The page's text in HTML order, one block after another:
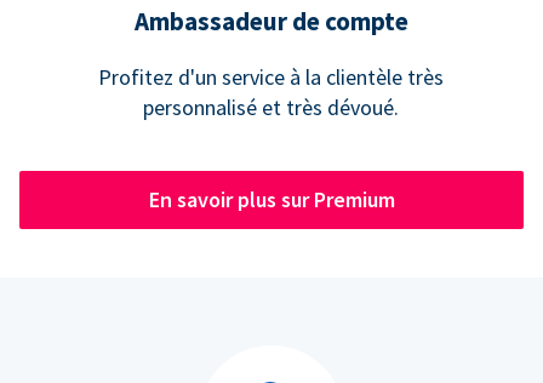
Ambassadeur de compte
Profitez d'un service à la clientèle très
personnalisé et très dévoué.
En savoir plus sur Premium